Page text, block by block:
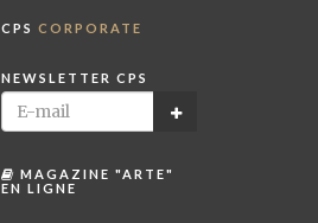
CPS CORPORATE
NEWSLETTER CPS
MAGAZINE "ARTE"
EN LIGNE